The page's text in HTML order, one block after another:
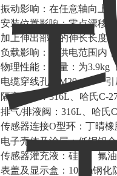
振动影响：在任意轴向上
安装位置影响：零点漂移
加上伸出部分的伸长长度
负载影响：在供电范围内
物理性能：重量：为3.9kg
电缆穿线孔：M20×1.5
引
隔离膜片：316L、哈氏C-
排气/排液阀：316L、哈氏
传感器连接O型环：丁晴
电子壳体及涂层：低铜铝
传感器灌充液：硅油、氟油
表盖及显示盒：10mm钢